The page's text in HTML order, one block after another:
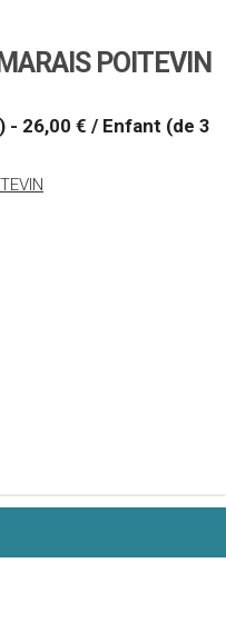
POITEVIN
- 26,00 € / Enfant (de 3